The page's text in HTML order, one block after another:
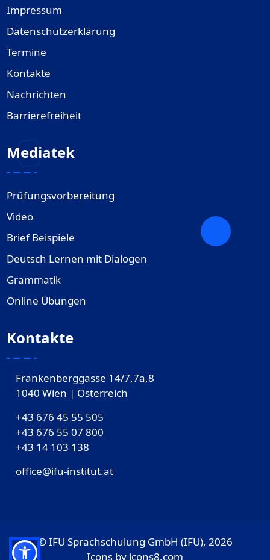
Impressum
Datenschutzerklärung
Termine
Kontakte
Nachrichten
Barrierefreiheit
Mediatek
Prüfungsvorbereitung
Video
Brief Beispiele
Deutsch Lernen mit Dialogen
Grammatik
Online Übungen
Kontakte
Frankenberggasse 14/7,7a,8
1040 Wien | Österreich
+43 676 45 55 505
+43 676 55 07 800
‎+43 14 103 138
office@ifu-institut.at
© IFU Sprachschulung GmbH (IFU), 2026
Icons by icons8.com